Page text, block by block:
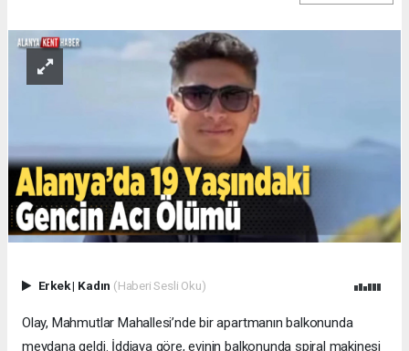
Erkek| Kadın (Haberi Sesli Oku)
Olay, Mahmutlar Mahallesi’nde bir apartmanın balkonunda
meydana geldi. İddiaya göre, evinin balkonunda spiral makinesi